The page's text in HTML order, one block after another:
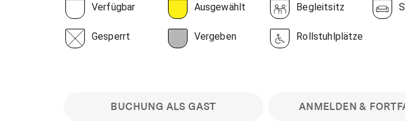
Verfügbar Ausgewählt Begleitsitz
Gesperrt Vergeben Rollstuhlplätze
BUCHUNG ALS GAST ANMELDEN &